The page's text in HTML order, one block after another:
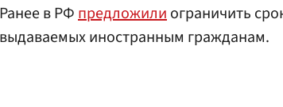
Ранее в РФпредложилиограничить
выдаваемых иностранным гражданам.